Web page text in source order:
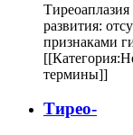
развития:
признаками
термины]]
Тирео-